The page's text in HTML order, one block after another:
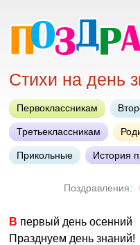
Стихи на день
Первоклассникам
Третьеклассникам
Прикольные История
Поздравления:
В первый день осенний
Празднуем день знаний!